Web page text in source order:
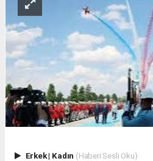
Erkek| Kadın (Haberi Sesli Oku)